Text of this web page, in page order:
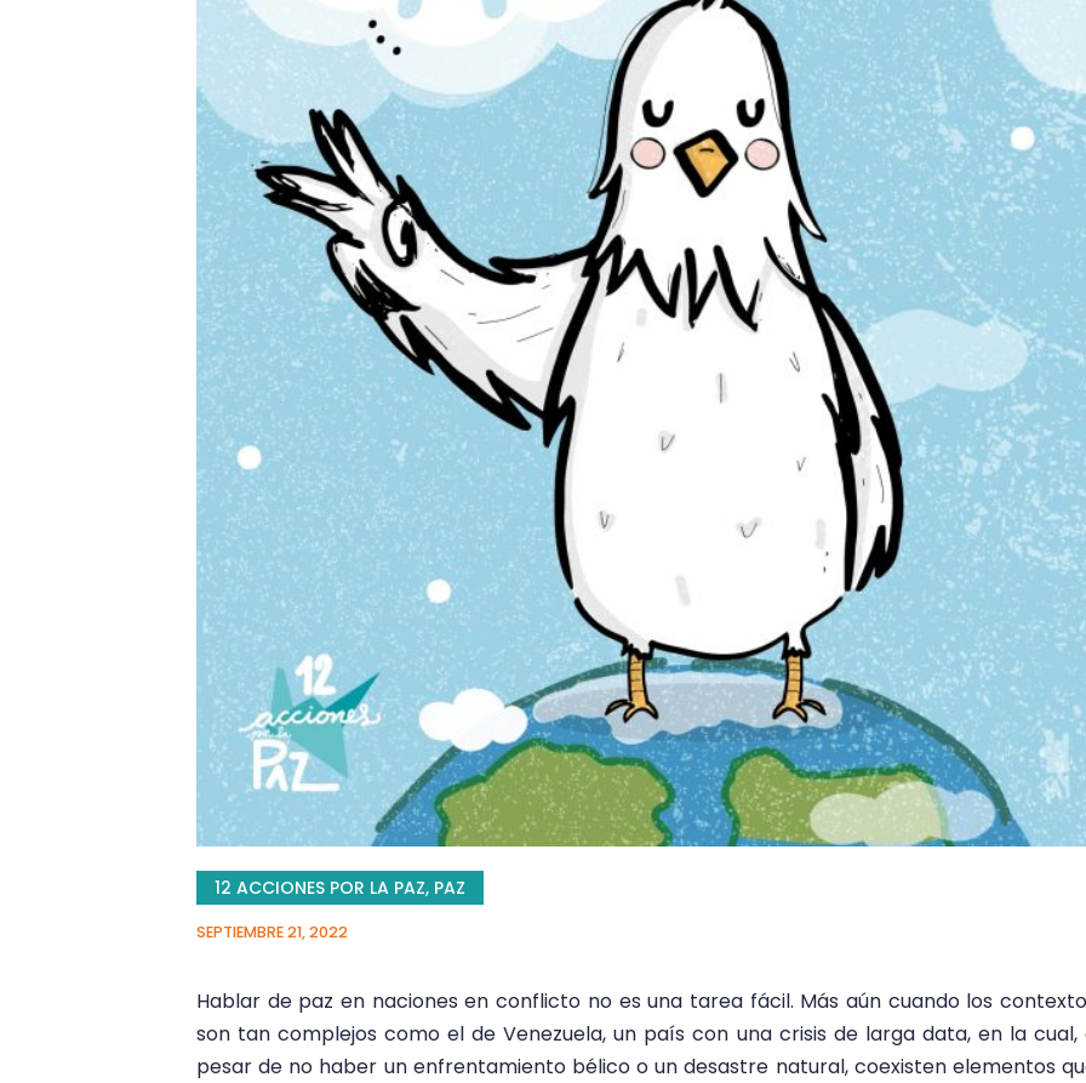
12 ACCIONES POR LA PAZ, PAZ
SEPTIEMBRE 21, 2022
Hablar de paz en naciones en conflicto no es una tarea fácil. Más aún cuando los
son tan complejos como el de Venezuela, un país con una crisis de larga data, en la cual,
pesar de no haber un enfrentamiento bélico o un desastre natural, coexisten elementos